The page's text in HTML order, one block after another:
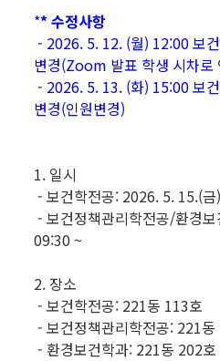
** 수정사항
- 2026. 5. 12. (월) 12:00 보
변경(Zoom 발표 학생 시차로
- 2026. 5. 13. (화) 15:00 보
변경(인원변경)
1. 일시
- 보건학전공: 2026. 5. 15.(
- 보건정책관리학전공/환경
09:30 ~
2. 장소
- 보건학전공: 221동 113호
- 보건정책관리학전공: 221
- 환경보건학과: 221동 202호